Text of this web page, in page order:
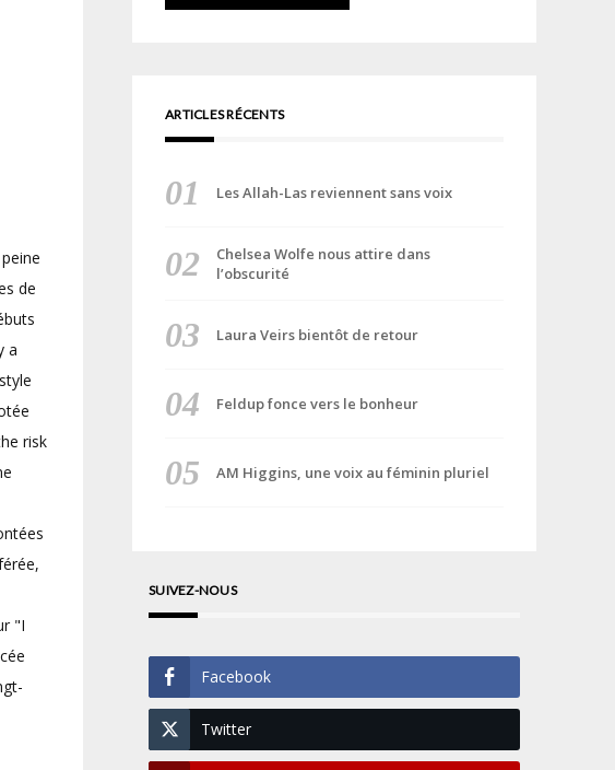
de
a
risk
"I
ARTICLES RÉCENTS
Les Allah-Las reviennent sans voix
Chelsea Wolfe nous attire dans
l’obscurité
Laura Veirs bientôt de retour
Feldup fonce vers le bonheur
AM Higgins, une voix au féminin pluriel
SUIVEZ-NOUS
Facebook
Twitter